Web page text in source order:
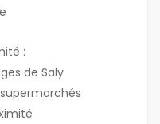
:
de Saly